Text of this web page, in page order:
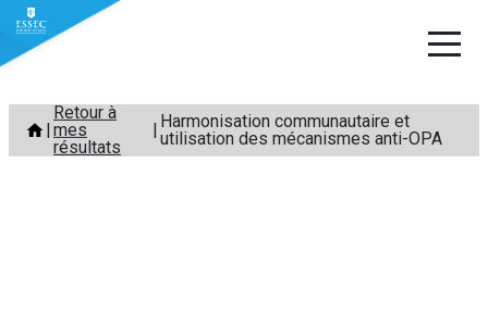
Aller
contenu
Retour à
mes
résultats
Harmonisation communautaire et
utilisation des mécanismes anti-OPA